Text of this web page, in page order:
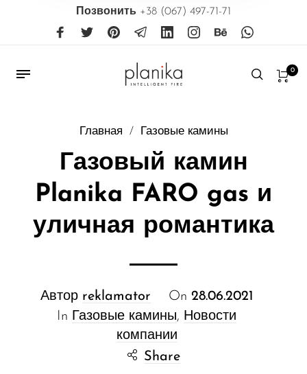
Позвонить +38 (067) 497-71-71
0
Главная / Газовые камины
Газовый камин
Planika FARO gas и
уличная романтика
Автор reklamator On 28.06.2021
In Газовые камины, Новости
компании
Share